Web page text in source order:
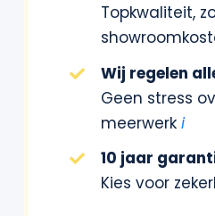
Topkwaliteit,
Wij regelen
Geen stress
meerwerk i
10 jaar
Kies voor